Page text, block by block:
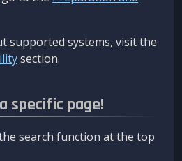
supported systems, visit the
section.
specific page!
search function at the top